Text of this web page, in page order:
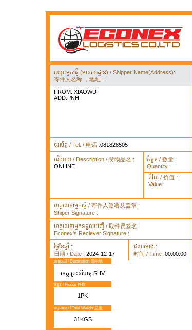
ឈ្មោះអ្នកផ្ញើ (អាសយដ្ឋាន) / Shipper Name(Address):
寄件人名称 ，地址 :
FROM: XIAOWU
ADD:PNH
ទូរស័ព្ទ / Tel. / 电话 :081828505
បរិយាយ / Description / 货物品名 :
ONLINE
ចំនួន / 数量 :
Quantity :
តំលៃ / 价值 :
Value :
ហត្ថលេខាអ្នកផ្ញើ / 寄件人签署及盖章 :
Shiper Signature :
ហត្ថលេខាអ្នកទទួលបញ្ធើ / 取件员签名 :
Econex's Reciever Signature :
ថ្ងៃខែឆ្នាំ :
日期 / Date : 2024-12-17
វេលាម៉ោង :
时间 / Time :00:00:00
គោលដៅ / Destination 目的地
ខេត្ត ព្រះសីហនុ SHV
ចំនួន / Pieces 件数
1PK
ទម្ងន់សរុប / Total Weight 总重
31KGS